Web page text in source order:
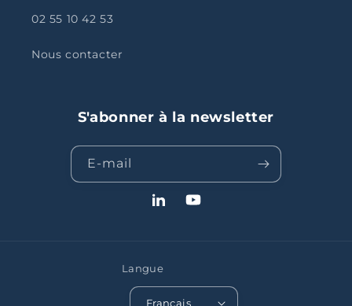
02 55 10 42 53
Nous contacter
S'abonner à la newsletter
E-mail
LinkedInYouTube
Langue
Français